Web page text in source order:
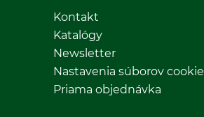
Kontakt
Katalógy
Newsletter
Nastavenia súborov cookie
Priama objednávka